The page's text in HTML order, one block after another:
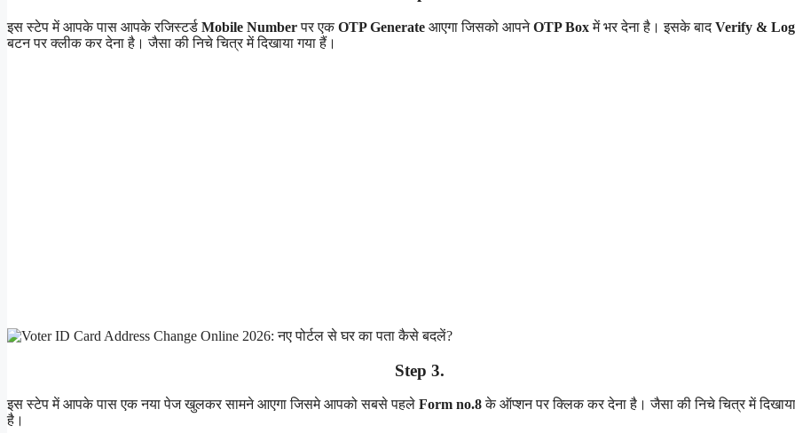
इस स्टेप में आपके पास आपके रजिस्टर्ड Mobile Numberपर एकOTP Generate आएगा जिसको आपनेOTP Boxमें भर देना है। इसके बादVerify &
बटन पर क्लीक कर देना है। जैसा की निचे चित्र में दिखाया गया हैं।
Step 3.
इस स्टेप में आपके पास एक नया पेज खुलकर सामने आएगा जिसमे आपको सबसे पहले Form no.8के ऑप्शन पर क्लिक कर देना है। जैसा की निचे चित्र में
है।